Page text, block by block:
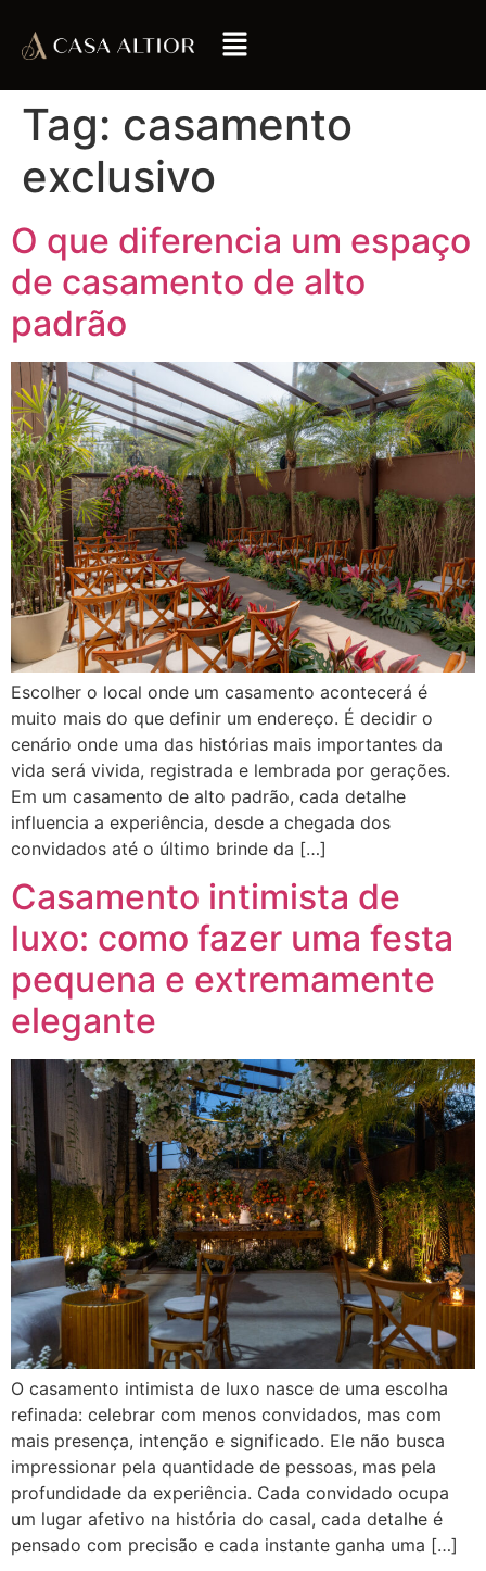
Tag: casamento
exclusivo
O que diferencia um espaço
de casamento de alto
padrão
Escolher o local onde um casamento acontecerá é
muito mais do que definir um endereço. É decidir o
cenário onde uma das histórias mais importantes da
vida será vivida, registrada e lembrada por gerações.
Em um casamento de alto padrão, cada detalhe
influencia a experiência, desde a chegada dos
convidados até o último brinde da […]
Casamento intimista de
luxo: como fazer uma festa
pequena e extremamente
elegante
O casamento intimista de luxo nasce de uma escolha
refinada: celebrar com menos convidados, mas com
mais presença, intenção e significado. Ele não busca
impressionar pela quantidade de pessoas, mas pela
profundidade da experiência. Cada convidado ocupa
um lugar afetivo na história do casal, cada detalhe é
pensado com precisão e cada instante ganha uma […]